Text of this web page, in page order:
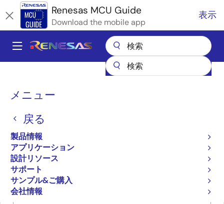
イ
ン
Renesas MCU Guide
Download the mobile app
表示
Main
メニュー
戻る
製品情報
アプリケーション
設計リソース
サポート
サンプル&ご購入
会社情報
パ
く
ず
マイクロコントローラとマイクロプロセッサ
RAファミリのパートナエコシステムソリューション
CRYPTO QUANTIQUE QuarkLink
CRYPTO QUANTIQUE
QuarkLink
ページセクションへ移動：